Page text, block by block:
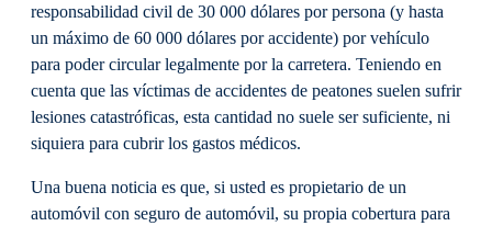
responsabilidad civil de 30 000 dólares por persona (y hasta
un máximo de 60 000 dólares por accidente) por vehículo
para poder circular legalmente por la carretera. Teniendo en
cuenta que las víctimas de accidentes de peatones suelen sufrir
lesiones catastróficas, esta cantidad no suele ser suficiente, ni
siquiera para cubrir los gastos médicos.
Una buena noticia es que, si usted es propietario de un
automóvil con seguro de automóvil, su propia cobertura para